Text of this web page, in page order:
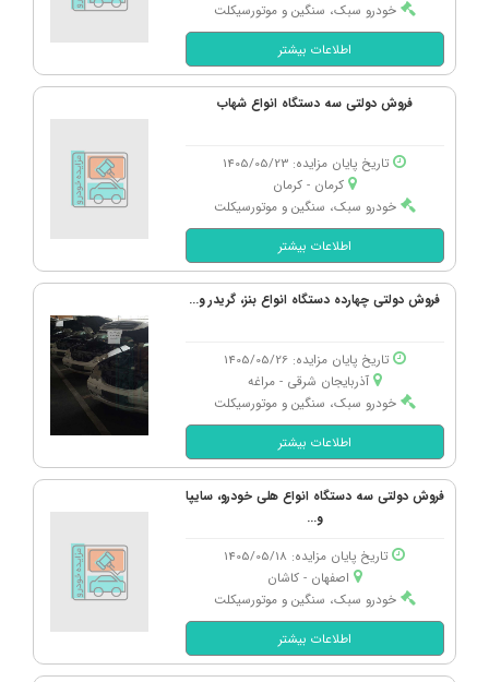
خودرو سبک، سنگین و موتورسیکلت
اطلاعات بیشتر
فروش دولتی سه دستگاه انواع شهاب
تاریخ پایان مزایده: 1405/05/23
کرمان - كرمان
خودرو سبک، سنگین و موتورسیکلت
اطلاعات بیشتر
فروش دولتی چهارده دستگاه انواع بنز، گریدر و...
تاریخ پایان مزایده: 1405/05/26
آذربایجان شرقی - مراغه
خودرو سبک، سنگین و موتورسیکلت
اطلاعات بیشتر
فروش دولتی سه دستگاه انواع هلی خودرو، سایپا
و...
تاریخ پایان مزایده: 1405/05/18
اصفهان - كاشان
خودرو سبک، سنگین و موتورسیکلت
اطلاعات بیشتر